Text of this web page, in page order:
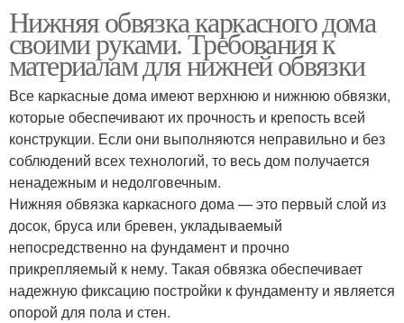
Нижняя обвязка каркасного дома
своими руками. Требования к
материалам для нижней обвязки
Все каркасные дома имеют верхнюю и нижнюю обвязки,
которые обеспечивают их прочность и крепость всей
конструкции. Если они выполняются неправильно и без
соблюдений всех технологий, то весь дом получается
ненадежным и недолговечным.
Нижняя обвязка каркасного дома — это первый слой из
досок, бруса или бревен, укладываемый
непосредственно на фундамент и прочно
прикрепляемый к нему. Такая обвязка обеспечивает
надежную фиксацию постройки к фундаменту и является
опорой для пола и стен.